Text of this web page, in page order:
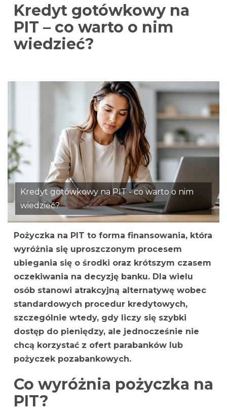
Kredyt gotówkowy na
PIT – co warto o nim
wiedzieć?
Kredyt gotówkowy na PIT - co warto o nim
wiedzieć?
Pożyczka na PIT to forma finansowania, która
wyróżnia się uproszczonym procesem
ubiegania się o środki oraz krótszym czasem
oczekiwania na decyzję banku. Dla wielu
osób stanowi atrakcyjną alternatywę wobec
standardowych procedur kredytowych,
szczególnie wtedy, gdy liczy się szybki
dostęp do pieniędzy, ale jednocześnie nie
chcą korzystać z ofert parabanków lub
pożyczek pozabankowych.
Co wyróżnia pożyczka na
PIT?